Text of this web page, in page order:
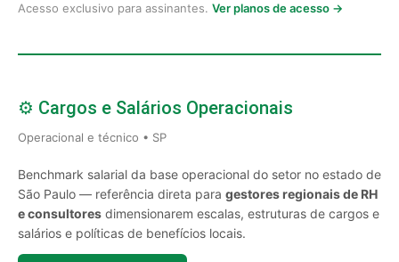
Acesso exclusivo para assinantes. Ver planos de acesso →
⚙️ Cargos e Salários Operacionais
Operacional e técnico • SP
Benchmark salarial da base operacional do setor no estado de
São Paulo — referência direta para gestores regionais de RH
e consultores dimensionarem escalas, estruturas de cargos e
salários e políticas de benefícios locais.